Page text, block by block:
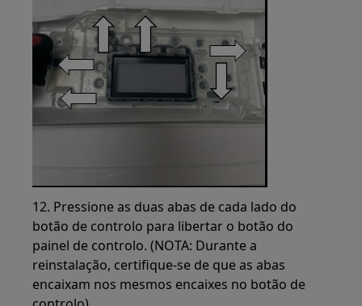
12. Pressione as duas abas de cada lado do
botão de controlo para libertar o botão do
painel de controlo. (NOTA: Durante a
reinstalação, certifique-se de que as abas
encaixam nos mesmos encaixes no botão de